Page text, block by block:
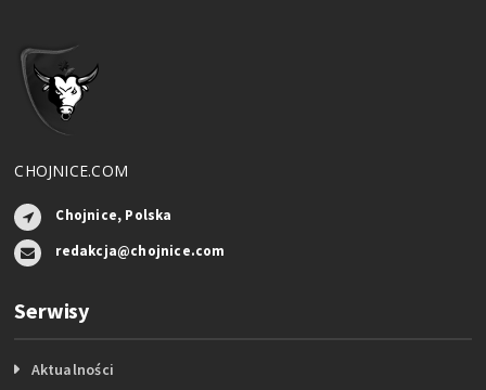
CHOJNICE.COM
Chojnice, Polska
redakcja@chojnice.com
Serwisy
Aktualności